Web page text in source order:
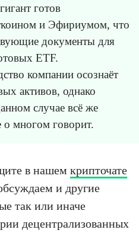
готов
и Эфириумом, что
документы для
ETF.
компании осознаёт
активов, однако
случае всё же
о многом говорит.
в нашем крипточате
и другие
так или иначе
децентрализованных